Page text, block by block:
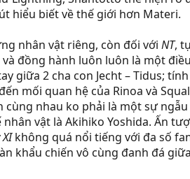
hiểu biết về thế giới hơn Materi.
nhân vật riêng, còn đối với NT,
đồng hành luôn luôn là một
2 cha con Jecht – Tidus;
mối quan hệ của Rinoa và
cùng nhau ko phải là một sự
vật là Akihiko Yoshida. Ấn
không quá nổi tiếng với đa số
khẩu chiến vô cùng đanh đá